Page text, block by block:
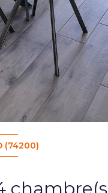
(74200)